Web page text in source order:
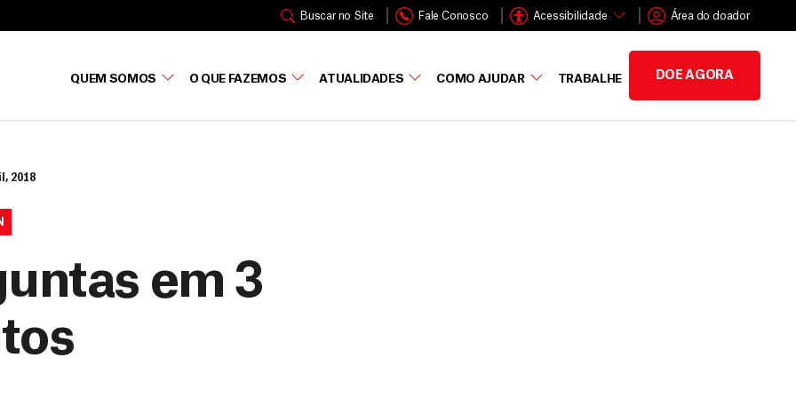
Buscar no Site Fale Conosco Acessibilidade Área do doador
QUEM SOMOS O QUE FAZEMOS ATUALIDADES COMO AJUDAR TRABALHE DOE AGORA
2018
em 3